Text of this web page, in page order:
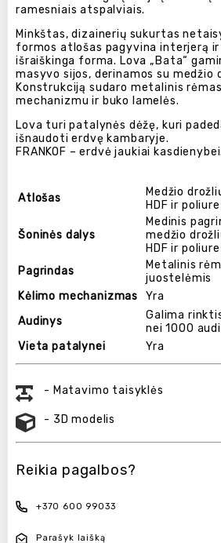
ramesniais atspalviais.
Minkštas, dizainerių sukurtas
formos atlošas pagyvina interjerą
išraiškinga forma. Lova „Bata“
masyvo sijos, derinamos su medžio
Konstrukciją sudaro metalinis
mechanizmu ir buko lamelės.
Lova turi patalynės dėžę, kuri
išnaudoti erdvę kambaryje.
FRANKOF – erdvė jaukiai kasdienybei.
Atlošas
Medžio
HDF ir
Šoninės dalys
Medinis
medžio
HDF ir
Pagrindas
Metalinis
juostelėmis
Kėlimo mechanizmas
Yra
Audinys
Galima
nei 1000
Vieta patalynei
Yra
- Matavimo taisyklės
- 3D modelis
Reikia pagalbos?
+370 600 99033
Parašyk laišką